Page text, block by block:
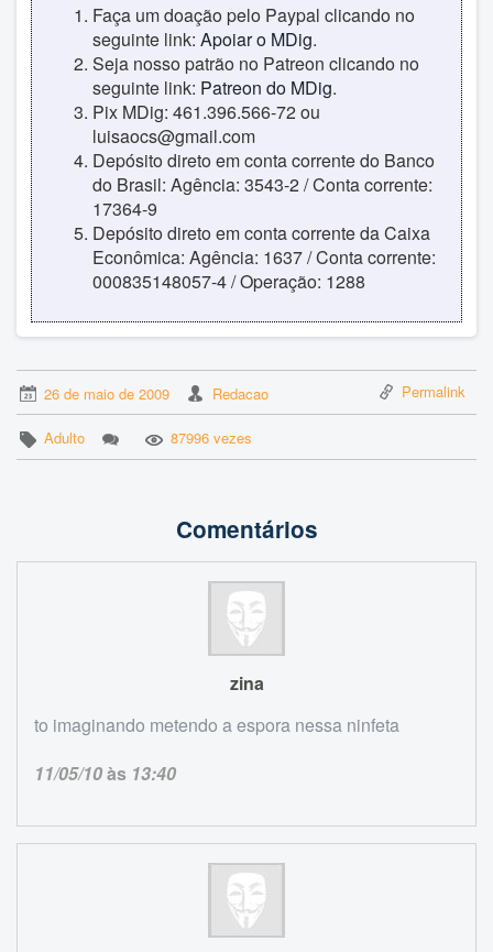
Faça um doação pelo Paypal clicando no
seguinte link: Apoiar o MDig.
Seja nosso patrão no Patreon clicando no
seguinte link: Patreon do MDig.
Pix MDig: 461.396.566-72 ou
luisaocs@gmail.com
Depósito direto em conta corrente do Banco
do Brasil: Agência: 3543-2 / Conta corrente:
17364-9
Depósito direto em conta corrente da Caixa
Econômica: Agência: 1637 / Conta corrente:
000835148057-4 / Operação: 1288
26 de maio de 2009 Redacao Permalink
Adulto 87996 vezes
Comentários
zina
to imaginando metendo a espora nessa ninfeta
11/05/10às 13:40